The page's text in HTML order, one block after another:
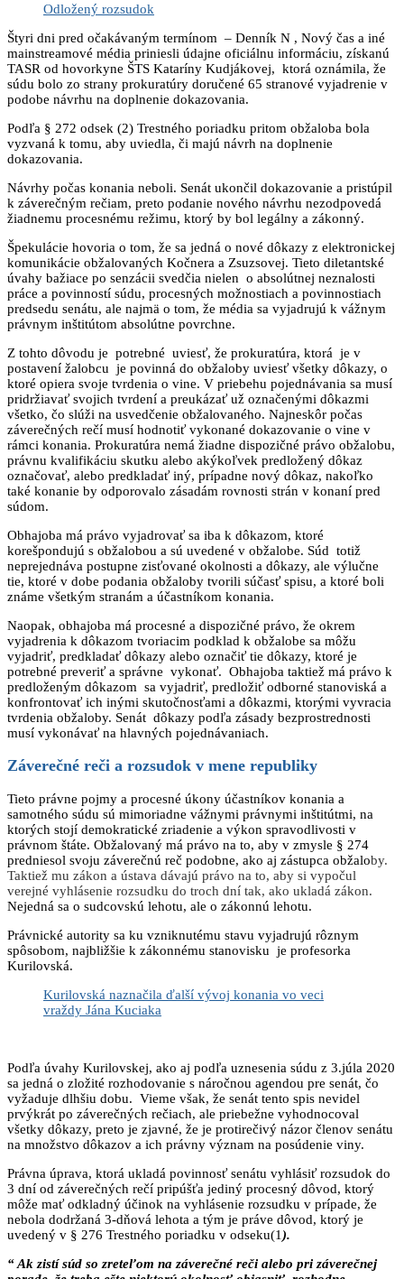
Odložený rozsudok
Štyri dni pred očakávaným termínom – Denník N , Nový čas a iné
mainstreamové média priniesli údajne oficiálnu informáciu, získanú
TASR od hovorkyne ŠTS Kataríny Kudjákovej, ktorá oznámila, že
súdu bolo zo strany prokuratúry doručené 65 stranové vyjadrenie v
podobe návrhu na doplnenie dokazovania.
Podľa § 272 odsek (2) Trestného poriadku pritom obžaloba bola
vyzvaná k tomu, aby uviedla, či majú návrh na doplnenie
dokazovania.
Návrhy počas konania neboli. Senát ukončil dokazovanie a pristúpil
k záverečným rečiam, preto podanie nového návrhu nezodpovedá
žiadnemu procesnému režimu, ktorý by bol legálny a zákonný.
Špekulácie hovoria o tom, že sa jedná o nové dôkazy z elektronickej
komunikácie obžalovaných Kočnera a Zsuzsovej. Tieto diletantské
úvahy bažiace po senzácii svedčia nielen o absolútnej neznalosti
práce a povinností súdu, procesných možnostiach a povinnostiach
predsedu senátu, ale najmä o tom, že média sa vyjadrujú k vážnym
právnym inštitútom absolútne povrchne.
Z tohto dôvodu je potrebné uviesť, že prokuratúra, ktorá je v
postavení žalobcu je povinná do obžaloby uviesť všetky dôkazy, o
ktoré opiera svoje tvrdenia o vine. V priebehu pojednávania sa musí
pridržiavať svojich tvrdení a preukázať už označenými dôkazmi
všetko, čo slúži na usvedčenie obžalovaného. Najneskôr počas
záverečných rečí musí hodnotiť vykonané dokazovanie o vine v
rámci konania. Prokuratúra nemá žiadne dispozičné právo obžalobu,
právnu kvalifikáciu skutku alebo akýkoľvek predložený dôkaz
označovať, alebo predkladať iný, prípadne nový dôkaz, nakoľko
také konanie by odporovalo zásadám rovnosti strán v konaní pred
súdom.
Obhajoba má právo vyjadrovať sa iba k dôkazom, ktoré
korešpondujú s obžalobou a sú uvedené v obžalobe. Súd totiž
neprejednáva postupne zisťované okolnosti a dôkazy, ale výlučne
tie, ktoré v dobe podania obžaloby tvorili súčasť spisu, a ktoré boli
známe všetkým stranám a účastníkom konania.
Naopak, obhajoba má procesné a dispozičné právo, že okrem
vyjadrenia k dôkazom tvoriacim podklad k obžalobe sa môžu
vyjadriť, predkladať dôkazy alebo označiť tie dôkazy, ktoré je
potrebné preveriť a správne vykonať. Obhajoba taktiež má právo k
predloženým dôkazom sa vyjadriť, predložiť odborné stanoviská a
konfrontovať ich inými skutočnosťami a dôkazmi, ktorými vyvracia
tvrdenia obžaloby. Senát dôkazy podľa zásady bezprostrednosti
musí vykonávať na hlavných pojednávaniach.
Záverečné reči a rozsudok v mene republiky
Tieto právne pojmy a procesné úkony účastníkov konania a
samotného súdu sú mimoriadne vážnymi právnymi inštitútmi, na
ktorých stojí demokratické zriadenie a výkon spravodlivosti v
právnom štáte. Obžalovaný má právo na to, aby v zmysle § 274
predniesol svoju záverečnú reč podobne, ako aj zástupca obžaloby.
Taktiež mu zákon a ústava dávajú právo na to, aby si vypočul
verejné vyhlásenie rozsudku do troch dní tak, ako ukladá zákon.
Nejedná sa o sudcovskú lehotu, ale o zákonnú lehotu.
Právnické autority sa ku vzniknutému stavu vyjadrujú rôznym
spôsobom, najbližšie k zákonnému stanovisku je profesorka
Kurilovská.
Kurilovská naznačila ďalší vývoj konania vo veci
vraždy Jána Kuciaka
Podľa úvahy Kurilovskej, ako aj podľa uznesenia súdu z 3.júla 2020
sa jedná o zložité rozhodovanie s náročnou agendou pre senát, čo
vyžaduje dlhšiu dobu. Vieme však, že senát tento spis nevidel
prvýkrát po záverečných rečiach, ale priebežne vyhodnocoval
všetky dôkazy, preto je zjavné, že je protirečivý názor členov senátu
na množstvo dôkazov a ich právny význam na posúdenie viny.
Právna úprava, ktorá ukladá povinnosť senátu vyhlásiť rozsudok do
3 dní od záverečných rečí pripúšťa jediný procesný dôvod, ktorý
môže mať odkladný účinok na vyhlásenie rozsudku v prípade, že
nebola dodržaná 3-dňová lehota a tým je práve dôvod, ktorý je
uvedený v § 276 Trestného poriadku v odseku(1 ).
“ Ak zistí súd so zreteľom na záverečné reči alebo pri záverečnej